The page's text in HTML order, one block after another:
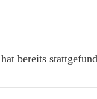
bereits